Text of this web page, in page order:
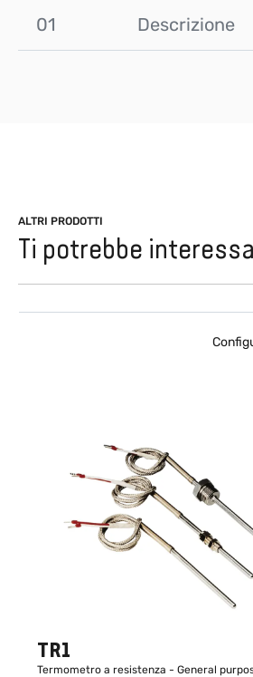
01 Descrizione
ALTRI PRODOTTI
Ti potrebbe
TR1
Termometro a resistenza - General